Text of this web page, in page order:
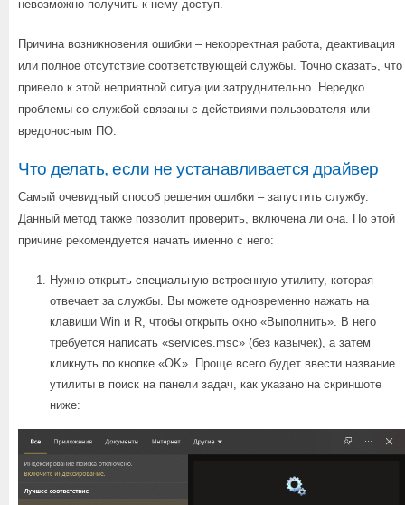
невозможно получить к нему доступ.
Причина возникновения ошибки – некорректная работа, деактивация
или полное отсутствие соответствующей службы. Точно сказать, что
привело к этой неприятной ситуации затруднительно. Нередко
проблемы со службой связаны с действиями пользователя или
вредоносным ПО.
Что делать, если не устанавливается драйвер
Самый очевидный способ решения ошибки – запустить службу.
Данный метод также позволит проверить, включена ли она. По этой
причине рекомендуется начать именно с него:
Нужно открыть специальную встроенную утилиту, которая
отвечает за службы. Вы можете одновременно нажать на
клавиши Win и R, чтобы открыть окно «Выполнить». В него
требуется написать «services.msc» (без кавычек), а затем
кликнуть по кнопке «OK». Проще всего будет ввести название
утилиты в поиск на панели задач, как указано на скриншоте
ниже: